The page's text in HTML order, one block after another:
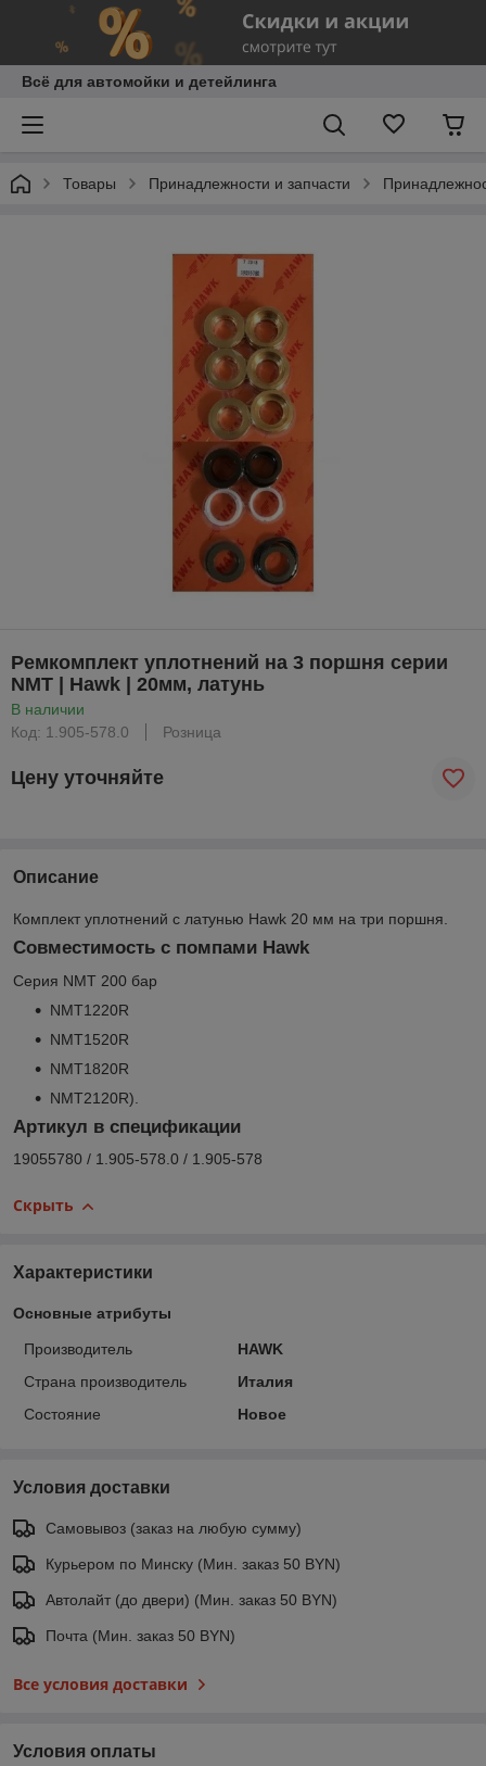
Всё для автомойки и детейлинга
Товары Принадлежности и запчасти
Ремкомплект уплотнений на 3 поршня серии
NMT | Hawk | 20мм, латунь
В наличии
Код: 1.905-578.0
Розница
Цену уточняйте
Описание
Комплект уплотнений с латунью Hawk 20 мм на три поршня.
Совместимость с помпами Hawk
Серия NMT 200 бар
NMT1220R
NMT1520R
NMT1820R
NMT2120R).
Артикул в спецификации
19055780 / 1.905-578.0 / 1.905-578
Скрыть
Характеристики
Основные атрибуты
Производитель
HAWK
Страна производитель
Италия
Состояние
Новое
Условия доставки
Самовывоз (заказ на любую сумму)
Курьером по Минску (Мин. заказ 50 BYN)
Автолайт (до двери) (Мин. заказ 50 BYN)
Почта (Мин. заказ 50 BYN)
Все условия доставки
Условия оплаты